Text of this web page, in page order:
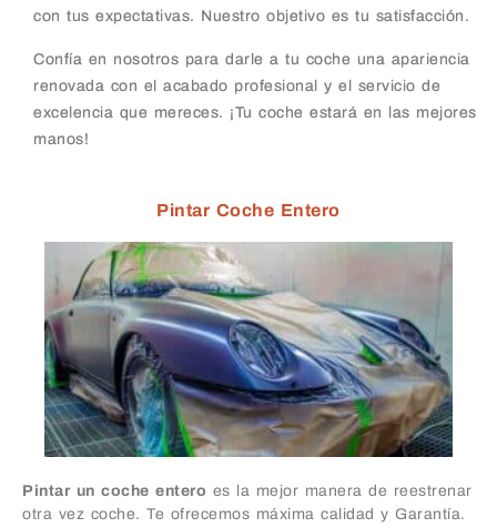
con tus expectativas. Nuestro objetivo es tu satisfacción.
Confía en nosotros para darle a tu coche una apariencia
renovada con el acabado profesional y el servicio de
excelencia que mereces. ¡Tu coche estará en las mejores
manos!
Pintar Coche Entero
Pintar un coche entero es la mejor manera de reestrenar
otra vez coche. Te ofrecemos máxima calidad y Garantía.